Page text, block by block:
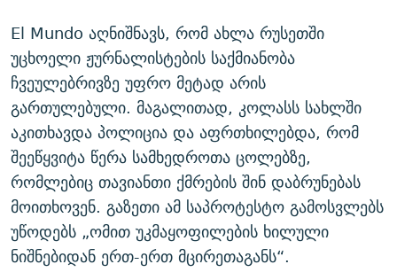
El Mundo აღნიშნავს, რომ ახლა რუსეთში
უცხოელი ჟურნალისტების საქმიანობა
ჩვეულებრივზე უფრო მეტად არის
გართულებული. მაგალითად, კოლასს სახლში
აკითხავდა პოლიცია და აფრთხილებდა, რომ
შეეწყვიტა წერა სამხედროთა ცოლებზე,
რომლებიც თავიანთი ქმრების შინ დაბრუნებას
მოითხოვენ. გაზეთი ამ საპროტესტო გამოსვლებს
უწოდებს „ომით უკმაყოფილების ხილული
ნიშნებიდან ერთ-ერთ მცირეთაგანს“.